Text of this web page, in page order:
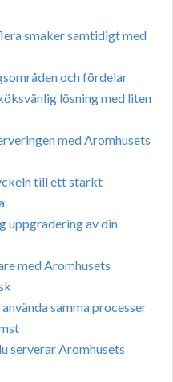
smaker samtidigt med
och fördelar
lösning med liten
med Aromhusets
till ett starkt
uppgradering av din
med Aromhusets
samma processer
serverar Aromhusets